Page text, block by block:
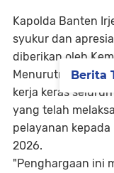
Kapolda Banten
syukur dan
diberikan oleh
Menurutnya,
kerja keras
yang telah
pelayanan
2026.
"Penghargaan ini
Berita